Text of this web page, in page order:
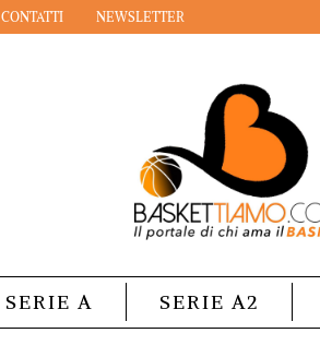
CONTATTI NEWSLETTER
SERIE A SERIE A2